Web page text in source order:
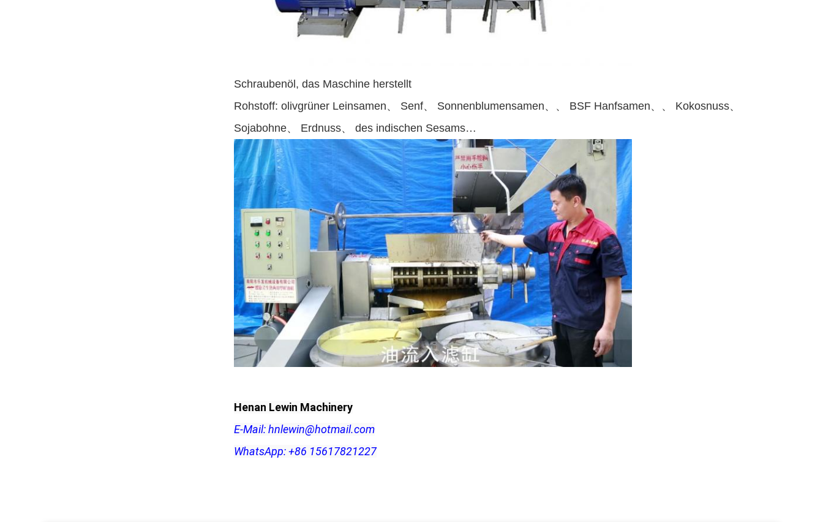
Schraubenöl, das Maschine herstellt
Rohstoff: olivgrüner Leinsamen、 Senf、 Sonnenblumensamen、、 BSF Hanfsamen、、 Kokosnuss、
Sojabohne、 Erdnuss、 des indischen Sesams…
Henan Lewin Machinery
E-Mail: hnlewin@hotmail.com
WhatsApp: +86 15617821227